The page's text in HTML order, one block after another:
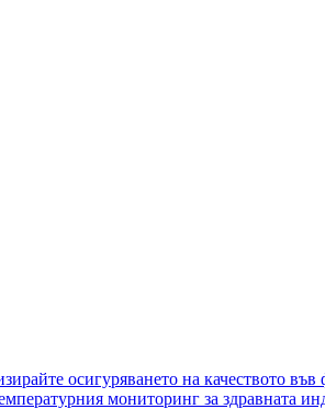
осигуряването на качеството
мониторинг за здравната